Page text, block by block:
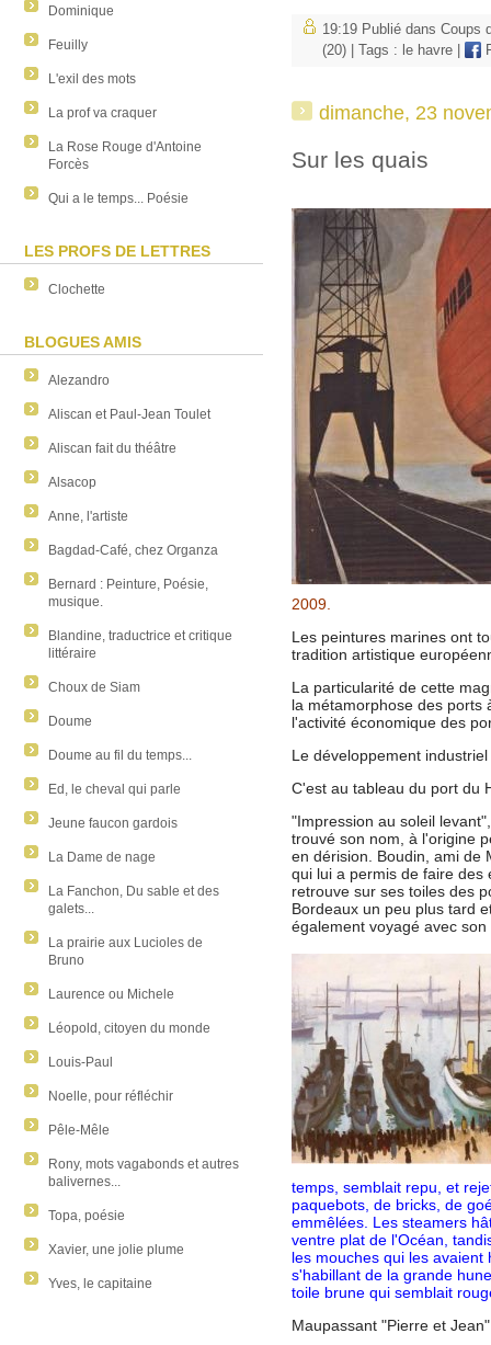
Dominique
Feuilly
L'exil des mots
La prof va craquer
La Rose Rouge d'Antoine
Forcès
Qui a le temps... Poésie
LES PROFS DE LETTRES
Clochette
BLOGUES AMIS
Alezandro
Aliscan et Paul-Jean Toulet
Aliscan fait du théâtre
Alsacop
Anne, l'artiste
Bagdad-Café, chez Organza
Bernard : Peinture, Poésie,
musique.
Blandine, traductrice et critique
littéraire
Choux de Siam
Doume
Doume au fil du temps...
Ed, le cheval qui parle
Jeune faucon gardois
La Dame de nage
La Fanchon, Du sable et des
galets...
La prairie aux Lucioles de
Bruno
Laurence ou Michele
Léopold, citoyen du monde
Louis-Paul
Noelle, pour réfléchir
Pêle-Mêle
Rony, mots vagabonds et autres
balivernes...
Topa, poésie
Xavier, une jolie plume
Yves, le capitaine
19:19 Publié dans Coups
(20) | Tags : le havre
dimanche, 23
Sur les quais
2009.
Les peintures marines ont
tradition artistique
La particularité de cette
la métamorphose des ports
l'activité économique des
Le développement
C'est au tableau du port du
"Impression au soleil
trouvé son nom, à l'origine
en dérision. Boudin, ami de
qui lui a permis de faire des
retrouve sur ses toiles des
Bordeaux un peu plus tard
également voyagé avec
temps, semblait repu, et
paquebots, de bricks, de
emmêlées. Les steamers
ventre plat de l'Océan,
les mouches qui les
s'habillant de la grande
toile brune qui semblait
Maupassant "Pierre et Jean"